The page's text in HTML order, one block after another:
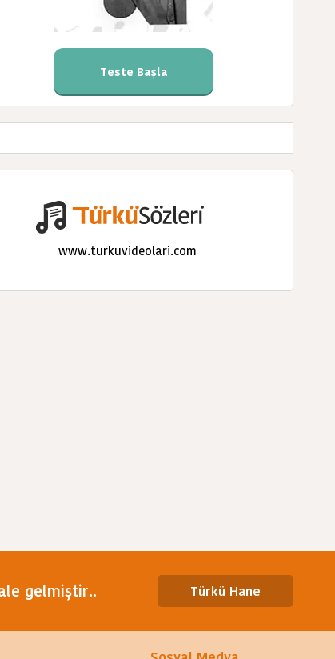
Teste Başla
www.turkuvideolari.com
gelmiştir.. Türkü Hane